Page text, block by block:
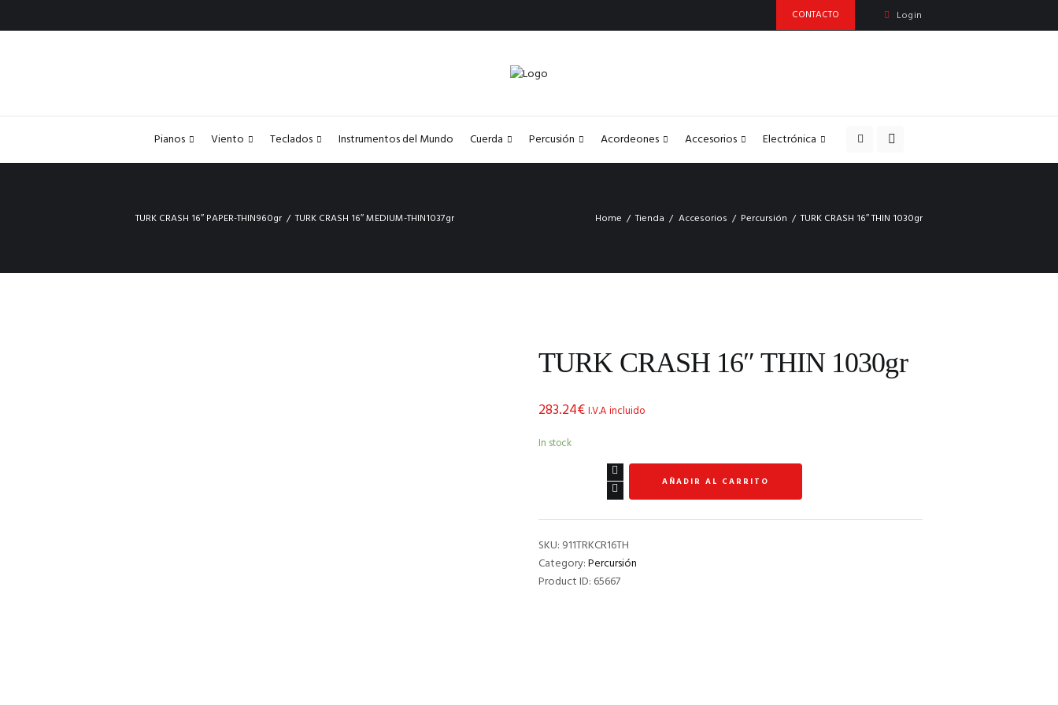
CONTACTO Login
Pianos Viento Teclados Instrumentos del Mundo Cuerda Percusión Acordeones Accesorios Electrónica
TURK CRASH 16″ PAPER-THIN960gr TURK CRASH 16″ MEDIUM-THIN1037gr Home Tienda Accesorios Percursión TURK CRASH 16″ THIN 1030gr
TURK CRASH 16″ THIN 1030gr
283.24€I.V.A incluido
In stock
THIN
1030gr
quantity
AÑADIR AL CARRITO
SKU: 911TRKCR16TH
Category:Percursión
Product ID: 65667